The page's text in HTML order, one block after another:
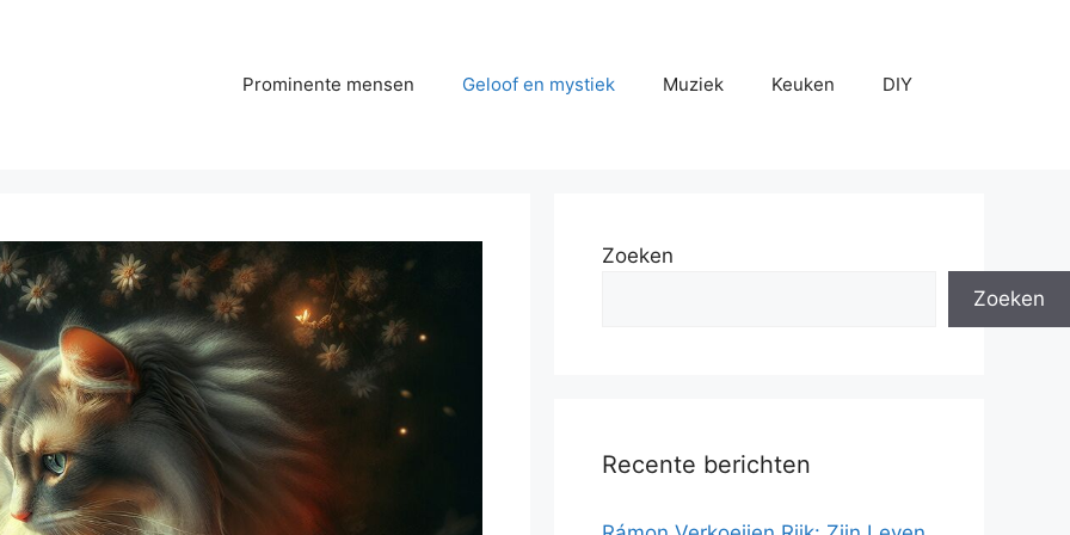
Prominente mensen Geloof en mystiek Muziek Keuken DIY
Zoeken
Zoeken
Recente berichten